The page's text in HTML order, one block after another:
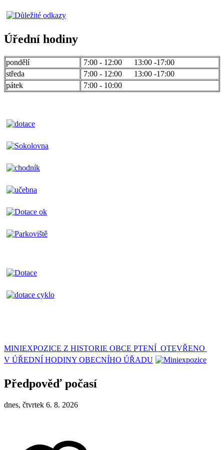
Úřední hodiny
pondělí
7:00 - 12:00 13:00 -17:00
středa
7:00 - 12:00 13:00 -17:00
pátek
7:00 - 10:00
MINIEXPOZICE Z HISTORIE OBCE PTENÍ OTEVŘENO
V ÚŘEDNÍ HODINY OBECNÍHO ÚŘADU
Předpověď počasí
dnes, čtvrtek 6. 8. 2026